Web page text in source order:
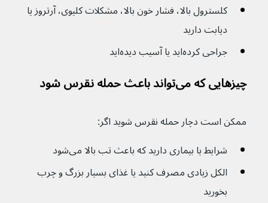
کلسترول بالا، فشار خون بالا، مشکلات کلیوی، آرتروز یا
دیابت دارید
جراحی کرده‌اید یا آسیب دیده‌اید
چیزهایی که می‌تواند باعث حمله نقرس شود
ممکن است دچار حمله نقرس شوید اگر:
شرایط یا بیماری دارید که باعث تب بالا می‌شود
الکل زیادی مصرف کنید یا غذای بسیار بزرگ و چرب
بخورید